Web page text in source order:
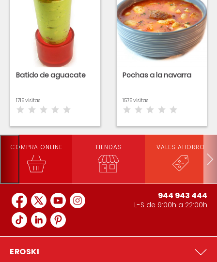
Batido de aguacate
1715 visitas
Pochas a la navarra
1575 visitas
COMPRA ONLINE TIENDAS VALES AHORRO
944 943 444
L-S de 9:00h a 22:00h
EROSKI